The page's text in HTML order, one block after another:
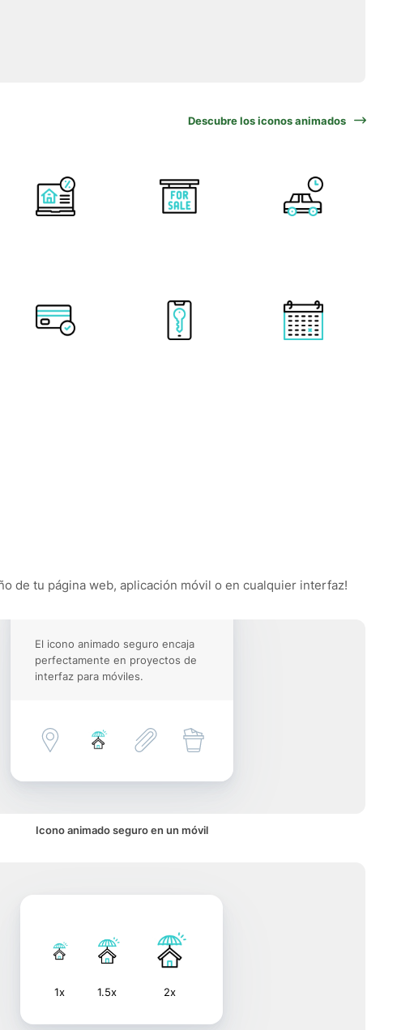
Descubre los iconos animados
de tu página web, aplicación móvil o en cualquier interfaz!
El icono animado seguro encaja
perfectamente en proyectos de
interfaz para móviles.
Icono animado seguro en un móvil
1x 1.5x 2x